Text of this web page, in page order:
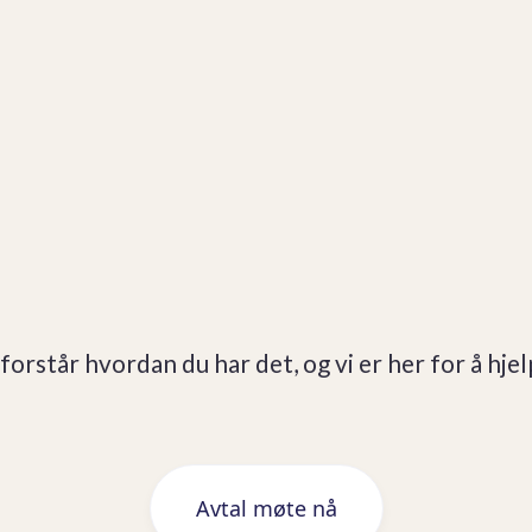
hvordan du har det, og vi er her for å
Avtal møte nå